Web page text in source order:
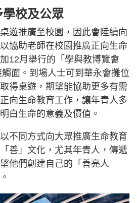
校及公眾
遊推廣至校園，因此會陸續向
協助老師在校園推廣正向生命
12月舉行的「學與教博覽會
面。到場人士可到華永會攤位
得桌遊，期望能協助更多有需
向生命教育工作，讓年青人多
白生命的意義及價值。
不同方式向大眾推廣生命教育
善」文化，尤其年青人，傳遞
他們創建自己的「善亮人